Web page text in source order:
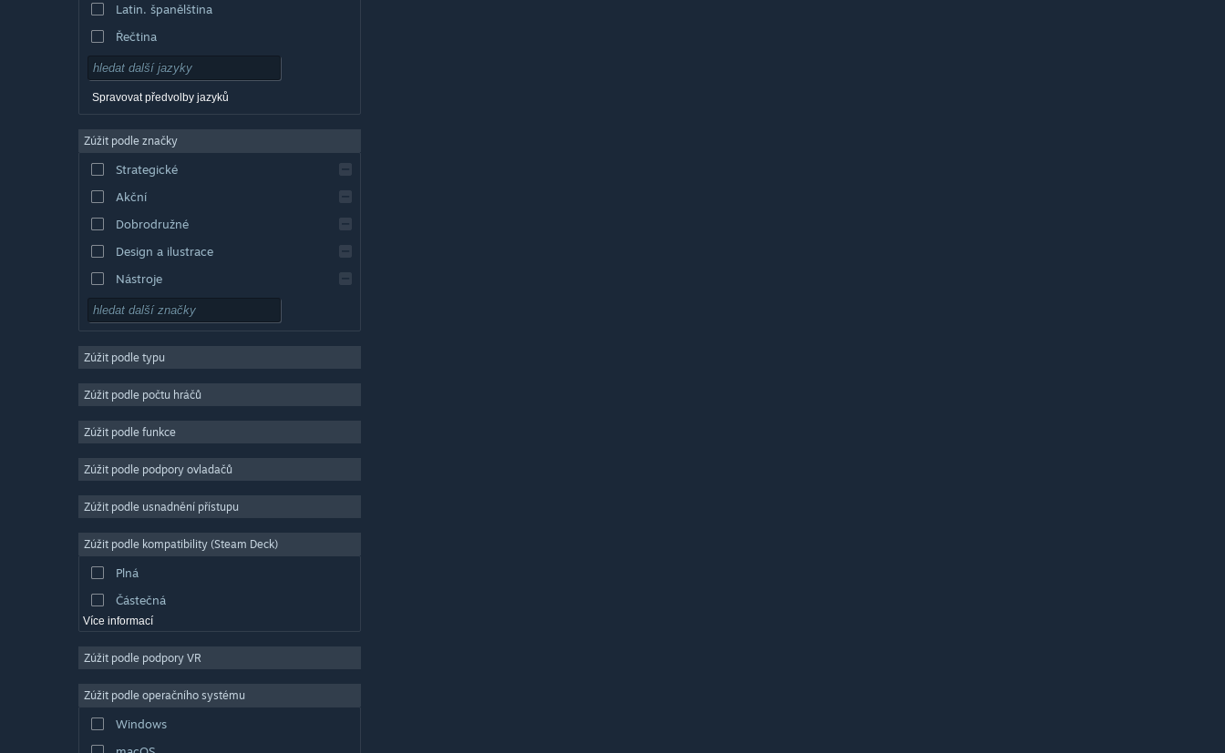
Latin. španělština
Řečtina
Spravovat předvolby jazyků
Zúžit podle značky
Strategické
Akční
Dobrodružné
Design a ilustrace
Nástroje
Free to play
Masivně multiplayerové
Nezávislé
Simulátory
Tvorba videí
Úprava fotografií
Zúžit podle typu
Zúžit podle počtu hráčů
Zúžit podle funkce
Zúžit podle podpory ovladačů
Zúžit podle usnadnění přístupu
Zúžit podle kompatibility (Steam Deck)
Plná
Částečná
Více informací
Zúžit podle podpory VR
Zúžit podle operačního systému
Windows